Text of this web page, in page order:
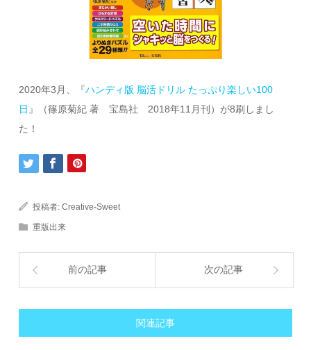
2020年3月、『ハンディ版 脳活ドリル たっぷり楽しい100
日 』（篠原菊紀 著 宝島社 2018年11月刊）が8刷しまし
た！
投稿者:Creative-Sweet
重版出来
前の記事 次の記事
関連記事